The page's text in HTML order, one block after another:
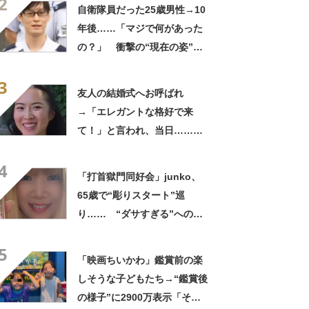
自衛隊員だった25歳男性→10
年後……「マジで何があった
の？」 衝撃の“現在の姿”が
友人の結婚式へお呼ばれ
→「エレガントな格好で来
て！」と言われ、当日……ま
「打首獄門同好会」junko、
65歳で“彫りスタート”巡
り…… “ダサすぎる”への持
「映画ちいかわ」鑑賞前の楽
しそうな子どもたち→“鑑賞後
の様子”に2900万表示「そう